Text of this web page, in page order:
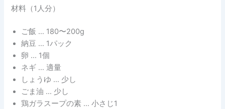
材料（1人分）
ご飯 … 180〜200g
納豆 … 1パック
卵 … 1個
ネギ … 適量
しょうゆ … 少し
ごま油 … 少し
鶏ガラスープの素 … 小さじ1